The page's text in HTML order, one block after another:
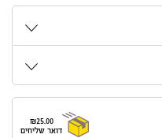
₪25.00
דואר שליחים